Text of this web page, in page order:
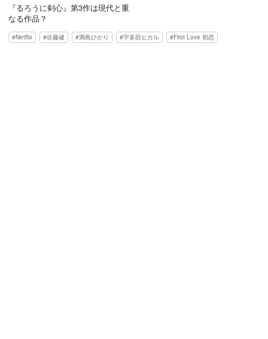
『るろうに剣心』第3作は現代と重
なる作品？
Netflix 佐藤健 満島ひかり 宇多田ヒカル First Love 初恋